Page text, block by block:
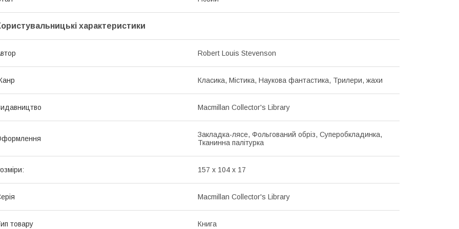
характеристики
Robert Louis Stevenson
Класика, Містика, Наукова фантастика, Трилери, жахи
Macmillan Collector's Library
Закладка-лясе, Фольгований обріз, Суперобкладинка,
Тканинна палітурка
157 x 104 x 17
Macmillan Collector's Library
товару Книга